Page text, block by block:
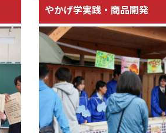
やかげ学実践・商品開発